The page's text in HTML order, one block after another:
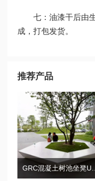
七：油漆干后由生
成，打包发货。
推荐产品